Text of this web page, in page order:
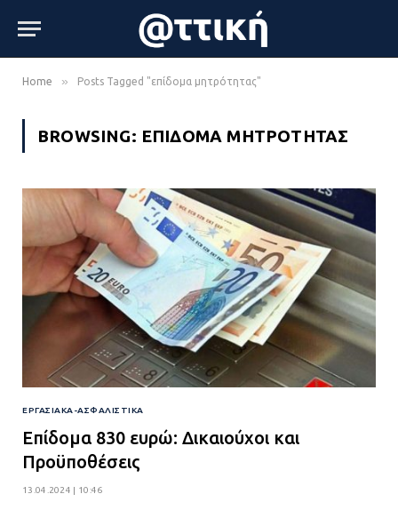
Home » Posts Tagged "επίδομα μητρότητας"
BROWSING: ΕΠΊΔΟΜΑ ΜΗΤΡΌΤΗΤΑΣ
ΕΡΓΑΣΙΑΚΑ-ΑΣΦΑΛΙΣΤΙΚΑ
Επίδομα 830 ευρώ: Δικαιούχοι και
Προϋποθέσεις
13.04.2024 | 10:46